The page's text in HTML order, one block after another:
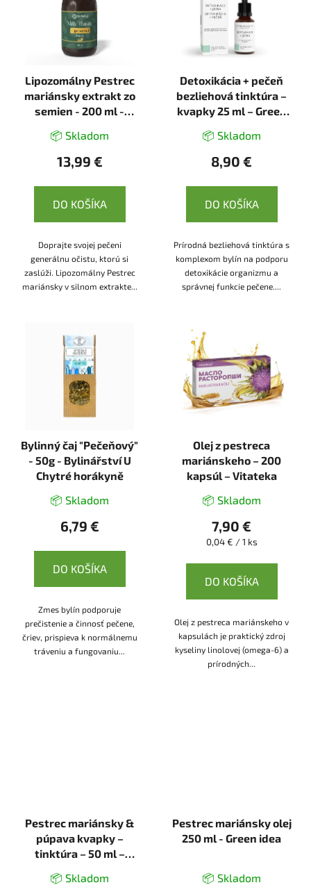
Lipozomálny Pestrec
mariánsky extrakt zo
semien - 200 ml -
📦 Skladom
13,99 €
DO KOŠÍKA
Doprajte svojej pečeni
generálnu očistu, ktorú si
zaslúži. Lipozomálny Pestrec
mariánsky v silnom extrakte...
Detoxikácia + pečeň
bezliehová tinktúra –
kvapky 25 ml – Green
📦 Skladom
8,90 €
DO KOŠÍKA
Prírodná bezliehová tinktúra s
komplexom bylín na podporu
detoxikácie organizmu a
správnej funkcie pečene....
Bylinný čaj "Pečeňový"
- 50g - Bylinářství U
Chytré horákyně
📦 Skladom
6,79 €
DO KOŠÍKA
Zmes bylín podporuje
prečistenie a činnosť pečene,
čriev, prispieva k normálnemu
tráveniu a fungovaniu...
Olej z pestreca
mariánskeho – 200
kapsúl – Vitateka
📦 Skladom
7,90 €
Jednotková
0,04 € / 1 ks
DO KOŠÍKA
Olej z pestreca mariánskeho v
kapsulách je praktický zdroj
kyseliny linolovej (omega-6) a
prírodných...
Pestrec mariánsky &
púpava kvapky –
tinktúra – 50 ml –
📦 Skladom
Pestrec mariánsky olej
250 ml - Green idea
📦 Skladom